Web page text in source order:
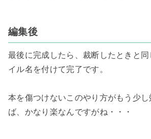
編集後
最後に完成したら、裁断したときと
イル名を付けて完了です。
本を傷つけないこのやり方がもう少
ば、かなり楽なんですがね・・・